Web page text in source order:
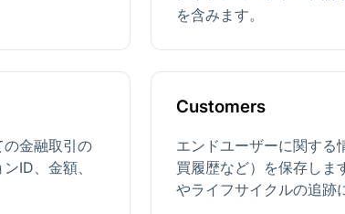
を含みます。
金融取引の
ID、金額、
Customers
エンドユーザーに関する
買履歴など）を保存しま
やライフサイクルの追跡